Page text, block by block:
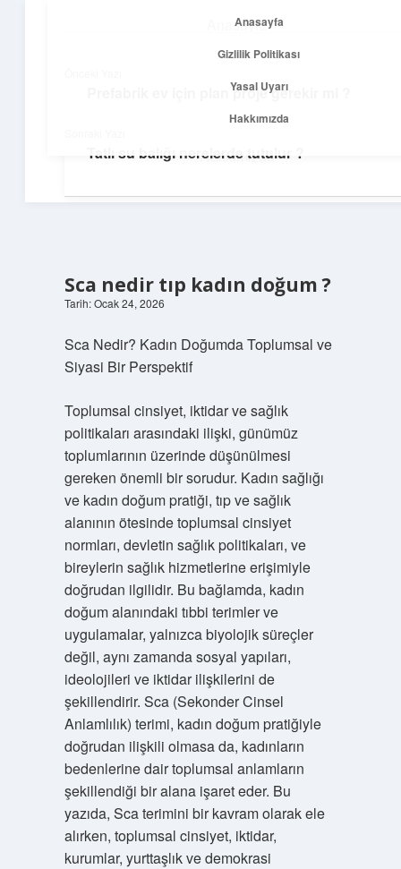
Anasayfa
Yasal Uyarı
Hakkımızda
Yolculuk ve İlham
Sca nedir tıp kadın doğum ?
Tarih: Ocak 24, 2026
Sca Nedir? Kadın Doğumda Toplumsal ve
Siyasi Bir Perspektif
Toplumsal cinsiyet, iktidar ve sağlık
politikaları arasındaki ilişki, günümüz
toplumlarının üzerinde düşünülmesi
gereken önemli bir sorudur. Kadın sağlığı
ve kadın doğum pratiği, tıp ve sağlık
alanının ötesinde toplumsal cinsiyet
normları, devletin sağlık politikaları, ve
bireylerin sağlık hizmetlerine erişimiyle
doğrudan ilgilidir. Bu bağlamda, kadın
doğum alanındaki tıbbi terimler ve
uygulamalar, yalnızca biyolojik süreçler
değil, aynı zamanda sosyal yapıları,
ideolojileri ve iktidar ilişkilerini de
şekillendirir. Sca (Sekonder Cinsel
Anlamlılık) terimi, kadın doğum pratiğiyle
doğrudan ilişkili olmasa da, kadınların
bedenlerine dair toplumsal anlamların
şekillendiği bir alana işaret eder. Bu
yazıda, Sca terimini bir kavram olarak ele
alırken, toplumsal cinsiyet, iktidar,
kurumlar, yurttaşlık ve demokrasi
Prefabrik ev için plan proje gerekir mi ?
Tatlı su balığı nerelerde tutulur ?
Anasayfa
Gizlilik Politikası
Yasal Uyarı
Hakkımızda